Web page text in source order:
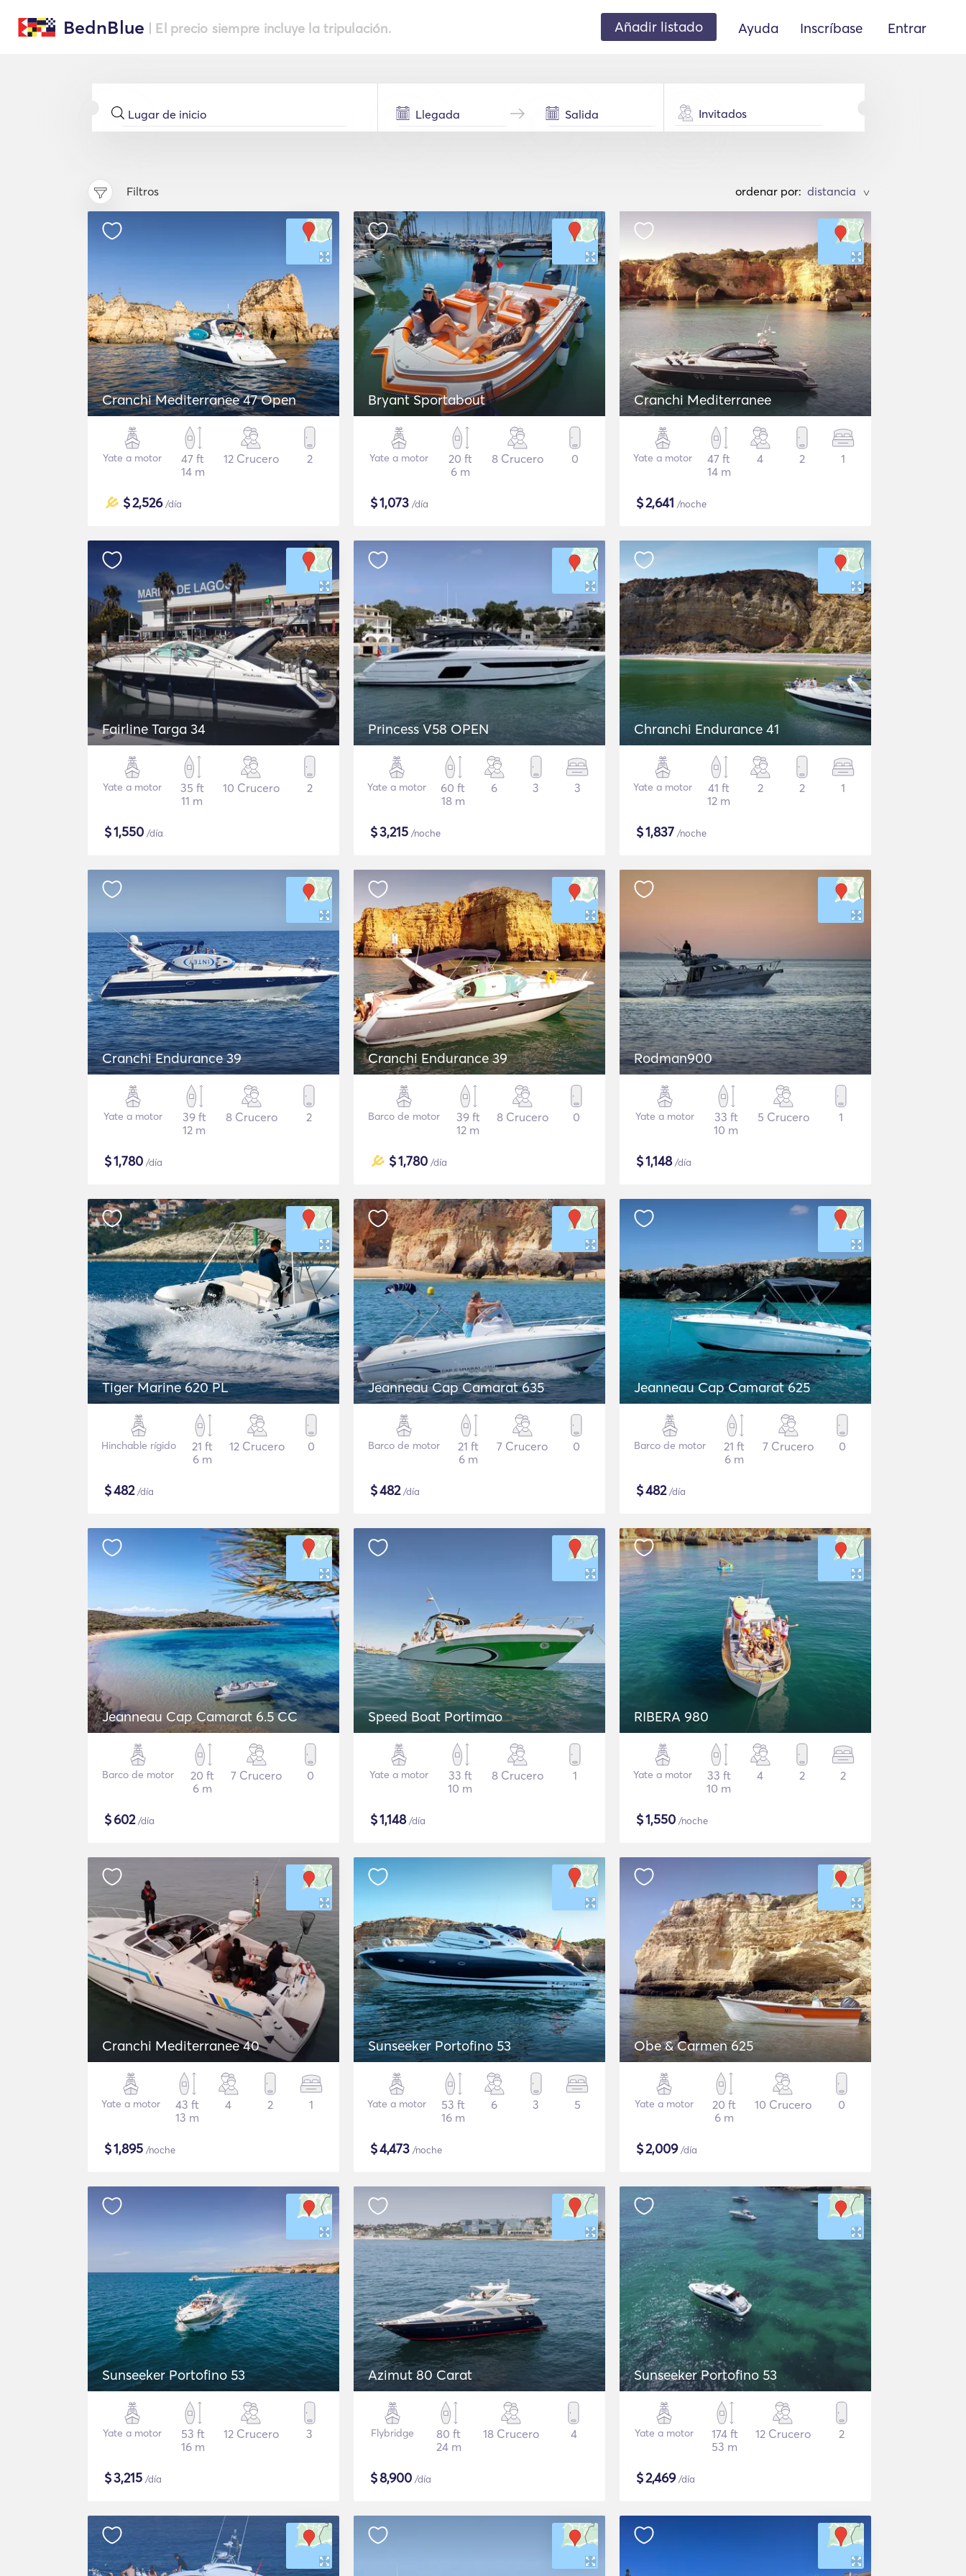
BednBlue | El precio siempre incluye la tripulación. Añadir listado Ayuda Inscríbase Entrar
Invitados
Filtros ordenar por: >
Cranchi Mediterranee 47 Open
Yate a motor
47 ft
14 m
12 Crucero 2
$2,526/día
Bryant Sportabout
Yate a motor
20 ft
6 m
8 Crucero 0
$1,073 /día
Cranchi Mediterranee
Yate a motor
47 ft
14 m
4 2 1
$2,641 /noche
Fairline Targa 34
Yate a motor
35 ft
11 m
10 Crucero 2
$1,550 /día
Princess V58 OPEN
Yate a motor
60 ft
18 m
6 3 3
$3,215 /noche
Chranchi Endurance 41
Yate a motor
41 ft
12 m
2 2 1
$1,837 /noche
Cranchi Endurance 39
Yate a motor
39 ft
12 m
8 Crucero 2
$1,780 /día
Cranchi Endurance 39
Barco de motor
39 ft
12 m
8 Crucero 0
$1,780 /día
Rodman900
Yate a motor
33 ft
10 m
5 Crucero 1
$1,148/día
Tiger Marine 620 PL
Hinchable rígido
21 ft
6 m
12 Crucero 0
$482/día
Jeanneau Cap Camarat 635
Barco de motor
21 ft
6 m
7 Crucero 0
$482/día
Jeanneau Cap Camarat 625
Barco de motor
21 ft
6 m
7 Crucero 0
$482/día
Jeanneau Cap Camarat 6.5 CC
Barco de motor
20 ft
6 m
7 Crucero 0
$602/día
Speed Boat Portimao
Yate a motor
33 ft
10 m
8 Crucero 1
$1,148/día
RIBERA 980
Yate a motor
33 ft
10 m
4 2 2
$1,550 /noche
Cranchi Mediterranee 40
Yate a motor
43 ft
13 m
4 2 1
$1,895 /noche
Sunseeker Portofino 53
Yate a motor
53 ft
16 m
6 3 5
$4,473 /noche
Obe & Carmen 625
Yate a motor
20 ft
6 m
10 Crucero 0
$2,009/día
Sunseeker Portofino 53
Yate a motor
53 ft
16 m
12 Crucero 3
$3,215 /día
Azimut 80 Carat
Flybridge
80 ft
24 m
18 Crucero 4
$8,900 /día
Sunseeker Portofino 53
Yate a motor
174 ft
53 m
12 Crucero 2
$2,469/día